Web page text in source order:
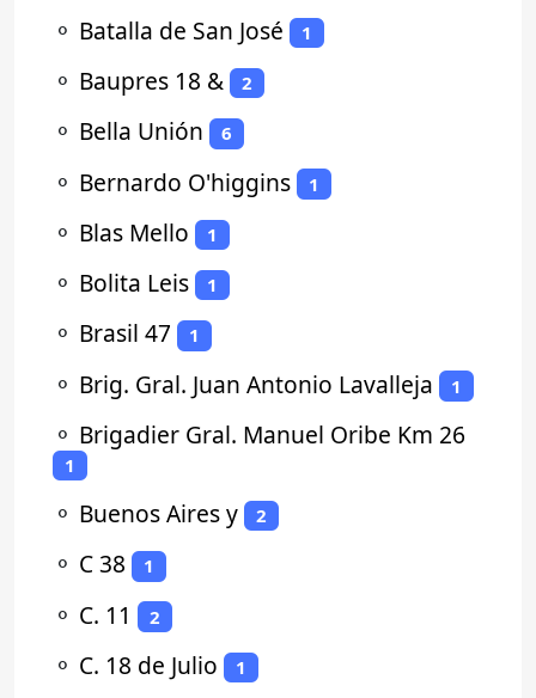
⚬ Batalla de San José 1
⚬ Baupres 18 & 2
⚬ Bella Unión 6
⚬ Bernardo O'higgins 1
⚬ Blas Mello 1
⚬ Bolita Leis 1
⚬ Brasil 47 1
⚬ Brig. Gral. Juan Antonio Lavalleja 1
⚬ Brigadier Gral. Manuel Oribe Km 26
1
⚬ Buenos Aires y 2
⚬ C 38 1
⚬ C. 11 2
⚬ C. 18 de Julio 1